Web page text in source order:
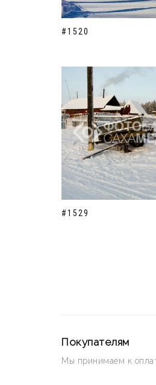
#1520
#1529
Покупателям
Мы принимаем к